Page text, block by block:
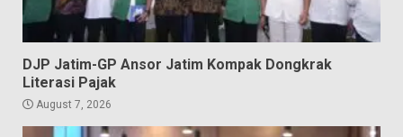
DJP Jatim-GP Ansor Jatim Kompak Dongkrak
Literasi Pajak
August 7, 2026